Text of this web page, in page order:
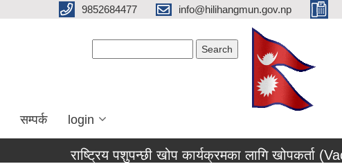
9852684477 info@hilihangmun.gov.np
सम्पर्क login
राष्ट्रिय पशुपन्छी खोप कार्यक्रमका लागि खोपकर्ता